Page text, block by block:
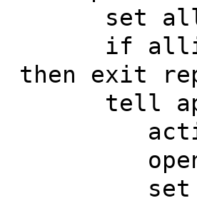
set
if
then exit
tell
open
set